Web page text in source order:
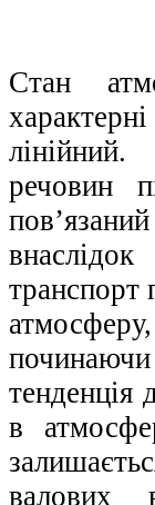
Стан
речовин
транспорт
тенденція
в
валових